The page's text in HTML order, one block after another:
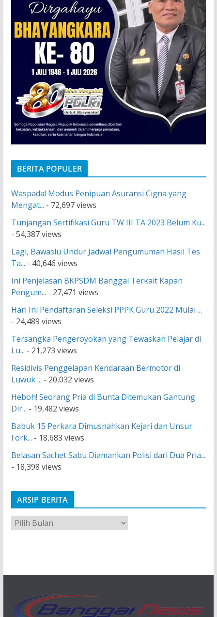
BERITA POPULER
Waspada! Modus Penipuan Asuransi Cigna yang
Mengat... - 72,697 views
Tunjangan Sertifikasi Guru TW III TA 2023 Belum Ku...
- 54,387 views
Lagi, Bawaslu Undur Jadwal Pengumuman Hasil Tes
Ta... - 40,646 views
Ini Penjelasan BKPSDM Banggai Terkait Kapan
Pengum... - 27,471 views
Hari Ini Pendaftaran Seleksi PPPK Guru 2022 Mulai ...
- 24,489 views
Tersangka Pengeroyokan yang Tewaskan Pelajar di
Lu... - 21,273 views
Residivis Penggelapan Kendaraan Bermotor di
Luwuk ... - 20,032 views
Heboh! Seorang Pria di Bunta Ditemukan Gantung
Dir... - 19,482 views
Babuk 15 Perkara Dimusnahkan Kejari dan Unsur
Fork... - 18,683 views
Belasan Sachet Sabu Diamankan Polisi dari Dua Pria...
- 18,398 views
ARSIP BERITA
A
r